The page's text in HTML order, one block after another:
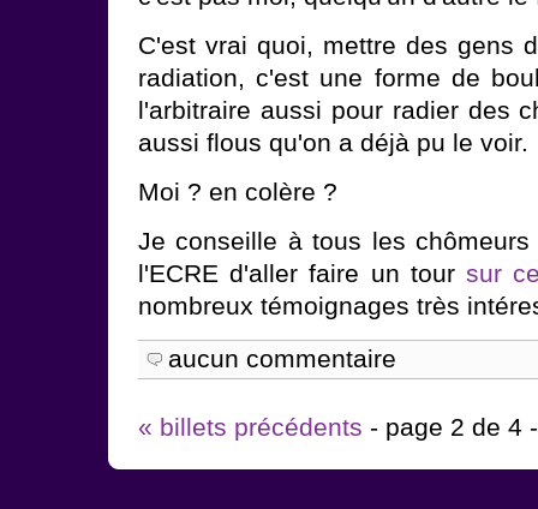
C'est vrai quoi, mettre des gens
radiation, c'est une forme de
l'arbitraire aussi pour radier des
aussi flous qu'on a déjà pu le voir.
Moi ? en colère ?
Je conseille à tous les
l'ECRE d'aller faire un tour sur
nombreux témoignages très
aucun commentaire
« billets précédents - page 2 de 4